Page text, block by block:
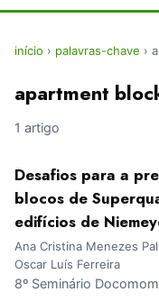
início › palavras-chave ›
apartment
1 artigo
Desafios para a
blocos de
edifícios de
Ana Cristina Menezes
Oscar Luís Ferreira
8º Seminário